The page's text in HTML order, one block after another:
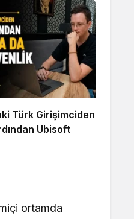
Türk Girişimciden
Ubisoft
ortamda